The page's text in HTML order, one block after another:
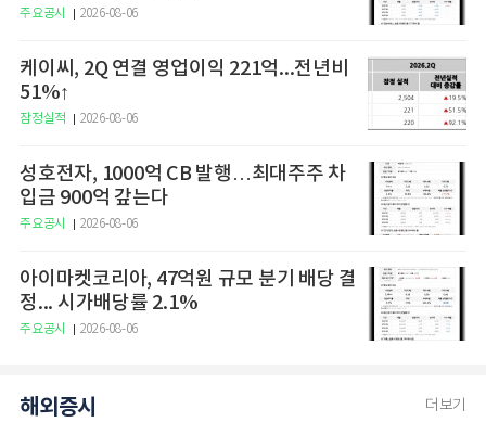
주요공시 2026-08-06
케이씨, 2Q 연결 영업이익 221억...전년비
51%↑
잠정실적 2026-08-06
성호전자, 1000억 CB 발행…최대주주 차
입금 900억 갚는다
주요공시 2026-08-06
아이마켓코리아, 47억원 규모 분기 배당 결
정... 시가배당률 2.1%
주요공시 2026-08-06
해외증시 더보기